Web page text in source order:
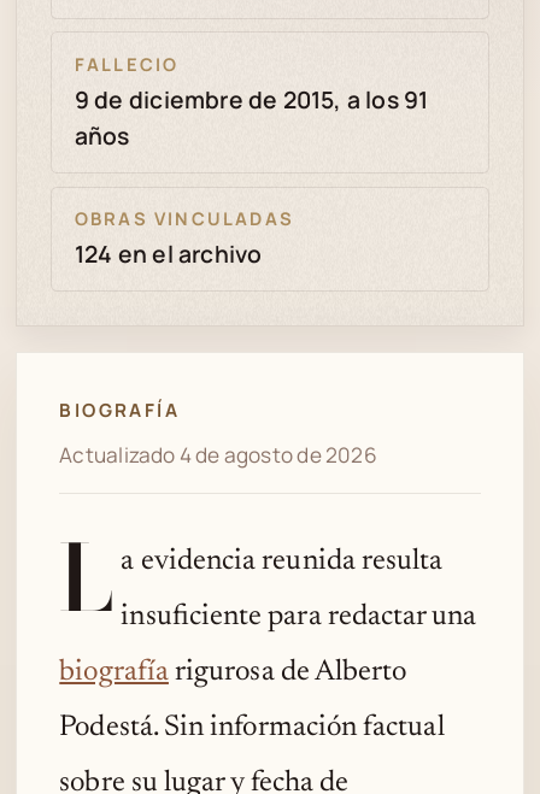
FALLECIO
9 de diciembre de 2015, a los 91
años
OBRAS VINCULADAS
124 en el archivo
BIOGRAFÍA
Actualizado 4 de agosto de 2026
L a evidencia reunida resulta
insuficiente para redactar una
biografíarigurosa de Alberto
Podestá. Sin información factual
sobre su lugar y fecha de